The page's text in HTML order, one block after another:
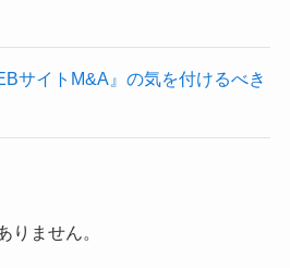
サイトM&A』の気を付けるべき
りません。